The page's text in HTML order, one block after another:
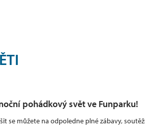
pohádkový svět ve Funparku!
se můžete na odpoledne plné zábavy,